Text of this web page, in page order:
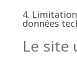
4.
données
Le site